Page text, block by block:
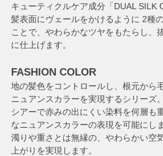
キューティクルケア成分「DUAL SILK
髪表面にヴェールをかけるように 2種
ことで、やわらかなツヤをもたらし、
に仕上げます。
FASHION COLOR
地の髪色をコントロールし、根元から
ニュアンスカラーを実現するシリーズ。
シアーで赤みの出にくい染料を何層も
なニュアンスカラーの表現を可能にし
濁りや重さとは無縁の、やわらかい空
上がりを実現します。